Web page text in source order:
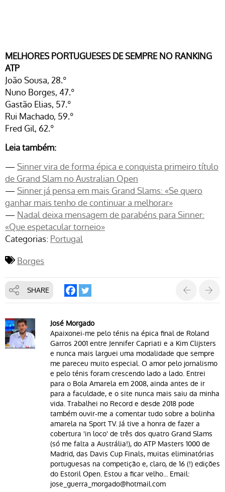
MELHORES PORTUGUESES DE SEMPRE NO RANKING
ATP
João Sousa, 28.º
Nuno Borges, 47.º
Gastão Elias, 57.º
Rui Machado, 59.º
Fred Gil, 62.º
Leiatambém:
— Sinner vira de forma épica e conquista primeiro título
de Grand Slam no Australian Open
— Sinner já pensa em mais Grand Slams: «Se quero
ganhar mais tenho de continuar a melhorar»
— Nadal deixa mensagem de parabéns para Sinner:
«Que espetacular torneio»
Categorias: Portugal
Borges
SHARE
José Morgado
Apaixonei-me pelo ténis na épica final de Roland
Garros 2001 entre Jennifer Capriati e a Kim Clijsters
e nunca mais larguei uma modalidade que sempre
me pareceu muito especial. O amor pelo jornalismo
e pelo ténis foram crescendo lado a lado. Entrei
para o Bola Amarela em 2008, ainda antes de ir
para a faculdade, e o site nunca mais saiu da minha
vida. Trabalhei no Record e desde 2018 pode
também ouvir-me a comentar tudo sobre a bolinha
amarela na Sport TV. Já tive a honra de fazer a
cobertura 'in loco' de três dos quatro Grand Slams
(só me falta a Austrália!), do ATP Masters 1000 de
Madrid, das Davis Cup Finals, muitas eliminatórias
portuguesas na competição e, claro, de 16 (!) edições
do Estoril Open. Estou a ficar velho... Email:
jose_guerra_morgado@hotmail.com